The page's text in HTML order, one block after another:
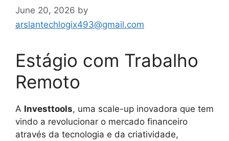
June 20, 2026 by
arslantechlogix493@gmail.com
Estágio com Trabalho
Remoto
A Investtools, uma scale-up inovadora que tem
vindo a revolucionar o mercado financeiro
através da tecnologia e da criatividade,